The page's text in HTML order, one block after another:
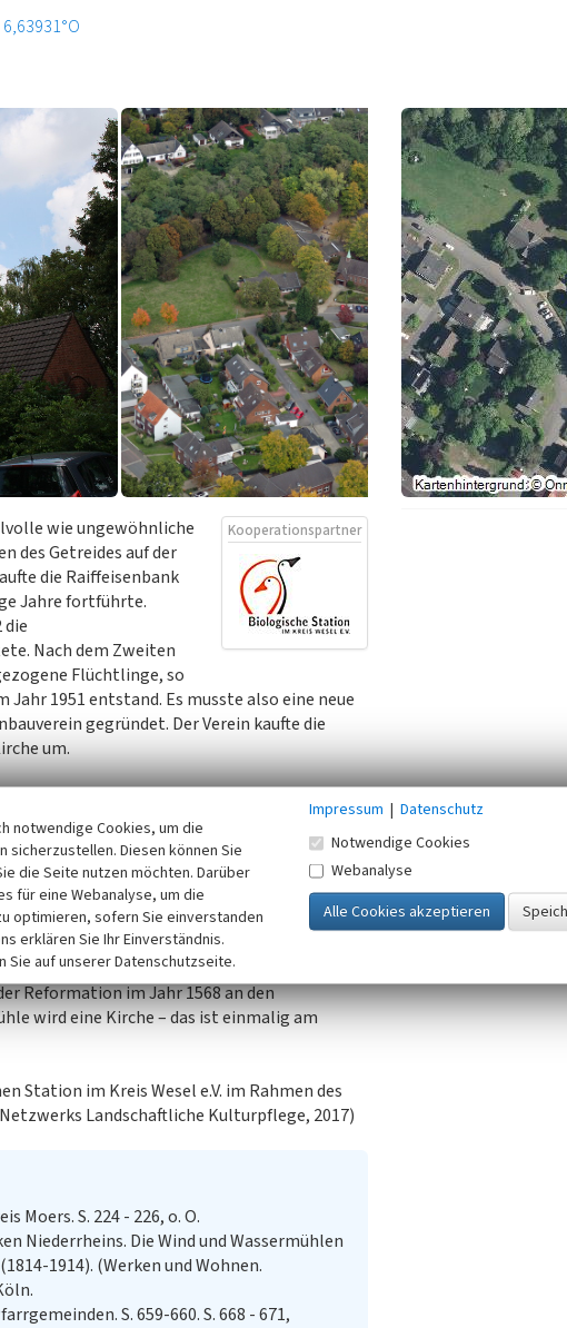
Kooperationspartner
wie ungewöhnliche
des Getreides auf der
die Raiffeisenbank
Jahre fortführte.
die
Nach dem Zweiten
Flüchtlinge, so
Jahr 1951 entstand. Es musste also eine neue
gegründet. Der Verein kaufte die
um.
Kapitulation, wurde die Kirche vom
ihr aus Anlass der Einweihung gewidmet:
alt Gestein.“
eine Million D-Mark für die
Kirche bekam – die einst dem St.
Reformation im Jahr 1568 an den
wird eine Kirche – das ist einmalig am
im Kreis Wesel e.V. im Rahmen des
Landschaftliche Kulturpflege, 2017)
Moers. S. 224 - 226, o. O.
Niederrheins. Die Wind und Wassermühlen
1914). (Werken und Wohnen.
S. 659-660. S. 668 - 671,
notwendige Cookies, um die
Diesen können Sie
die Seite nutzen möchten. Darüber
für eine Webanalyse, um die
optimieren, sofern Sie einverstanden
erklären Sie Ihr Einverständnis.
Sie auf unserer Datenschutzseite.
Impressum | Datenschutz
Notwendige Cookies
Webanalyse